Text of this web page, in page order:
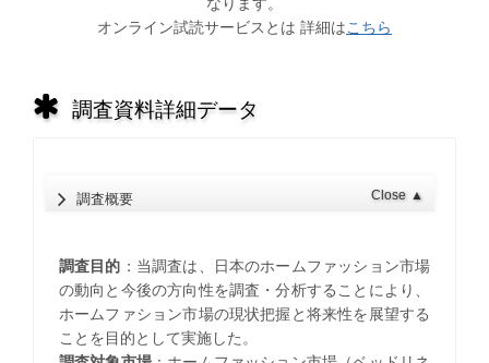
オンライン試読サービスとは 詳細はこちら
調査資料詳細データ
調査概要 Close ▲
調査目的 ：当調査は、日本のホームファッション市場
の動向と今後の方向性を調査・分析することにより、
ホームファション市場の現状把握と将来性を展望する
ことを目的として実施した。